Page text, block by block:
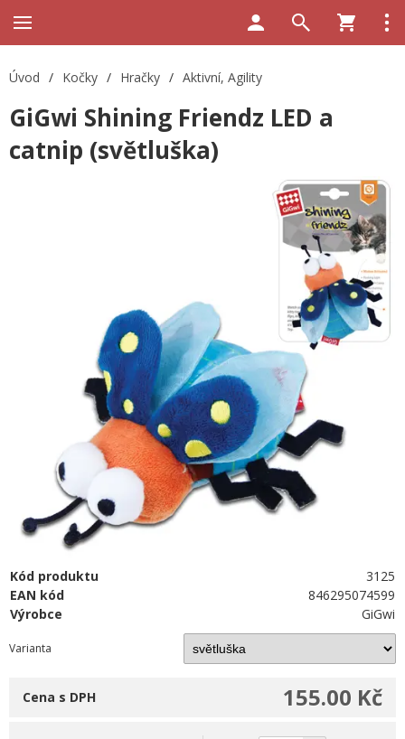
Úvod / Kočky / Hračky / Aktivní, Agility
GiGwi Shining Friendz LED a
catnip (světluška)
Kód produktu
3125
EAN kód
846295074599
Výrobce
GiGwi
Varianta
155.00 Kč
Cena s DPH